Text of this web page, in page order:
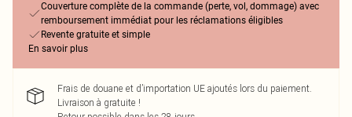
Couverture complète de la commande (perte, vol, dommage) avec
remboursement immédiat pour les réclamations éligibles
Revente gratuite et simple
En savoir plus
Frais de douane et d’importation UE ajoutés lors du paiement.
Livraison à gratuite !